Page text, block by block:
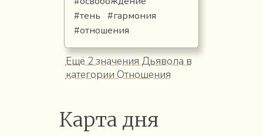
#тень #гармония
#отношения
Ещё 2 значения Дьявола в
категории Отношения
Карта дня